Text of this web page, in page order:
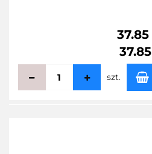
37.85
37.85
szt.